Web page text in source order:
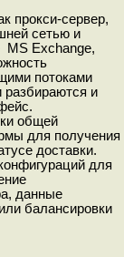
прокси-сервер,
сетью и
MS Exchange,
потоками
разбираются и
общей
для получения
доставки.
для
данные
балансировки